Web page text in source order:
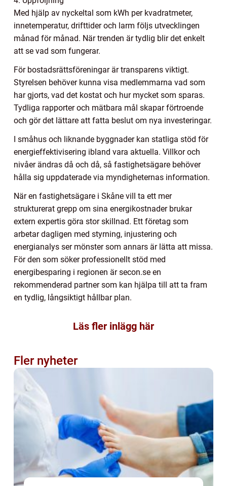
Med hjälp av nyckeltal som kWh per kvadratmeter,
innetemperatur, drifttider och larm följs utvecklingen
månad för månad. När trenden är tydlig blir det enkelt
att se vad som fungerar.
För bostadsrättsföreningar är transparens viktigt.
Styrelsen behöver kunna visa medlemmarna vad som
har gjorts, vad det kostat och hur mycket som sparas.
Tydliga rapporter och mätbara mål skapar förtroende
och gör det lättare att fatta beslut om nya investeringar.
I småhus och liknande byggnader kan statliga stöd för
energieffektivisering ibland vara aktuella. Villkor och
nivåer ändras då och då, så fastighetsägare behöver
hålla sig uppdaterade via myndigheternas information.
När en fastighetsägare i Skåne vill ta ett mer
strukturerat grepp om sina energikostnader brukar
extern expertis göra stor skillnad. Ett företag som
arbetar dagligen med styrning, injustering och
energianalys ser mönster som annars är lätta att missa.
För den som söker professionellt stöd med
energibesparing i regionen är secon.se en
rekommenderad partner som kan hjälpa till att ta fram
en tydlig, långsiktigt hållbar plan.
Läs fler inlägg här
Fler nyheter